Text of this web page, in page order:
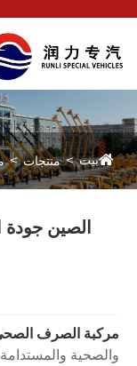
بيت منتجات
الصين
مركبة الصرف الصحي
والصحية